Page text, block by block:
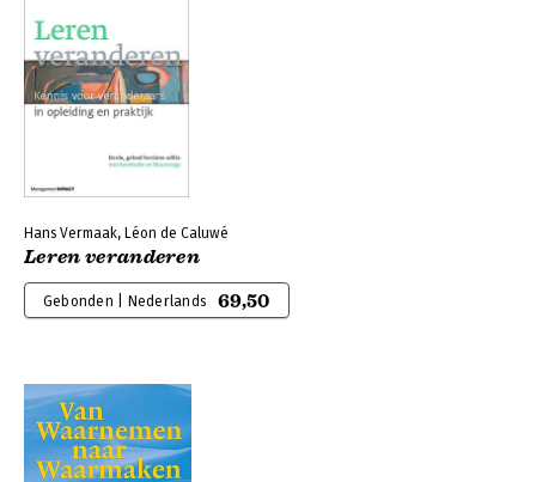
Hans Vermaak, Léon de Caluwé
Leren veranderen
Gebonden | Nederlands 69,50